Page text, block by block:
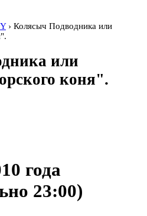
› Колясыч Подводника или
или
коня".
года
23:00)